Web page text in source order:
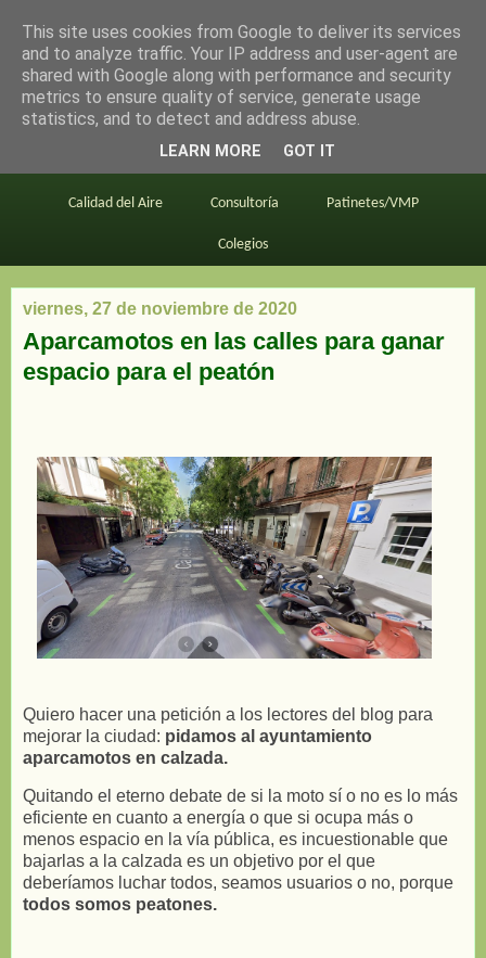
en bici por madrid
Este blog BiciMAD Primeros consejos
Calidad del Aire Consultoría Patinetes/VMP
Colegios
viernes, 27 de noviembre de 2020
Aparcamotos en las calles para ganar
espacio para el peatón
Quiero hacer una petición a los lectores del blog para
mejorar la ciudad: pidamos al ayuntamiento
aparcamotos en calzada.
Quitando el eterno debate de si la moto sí o no es lo más
eficiente en cuanto a energía o que si ocupa más o
menos espacio en la vía pública, es incuestionable que
bajarlas a la calzada es un objetivo por el que
deberíamos luchar todos, seamos usuarios o no, porque
todos somos peatones.
This site uses cookies from Google to deliver its services
and to analyze traffic. Your IP address and user-agent are
shared with Google along with performance and security
metrics to ensure quality of service, generate usage
statistics, and to detect and address abuse.
LEARN MORE GOT IT